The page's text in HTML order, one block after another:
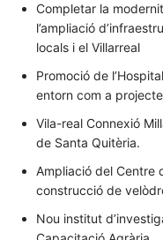
Completar la
l’ampliació
locals i el Villarreal
Promoció de
entorn com a
Vila-real Connexió
de Santa Quitèria.
Ampliació del Centre
construcció de
Nou institut